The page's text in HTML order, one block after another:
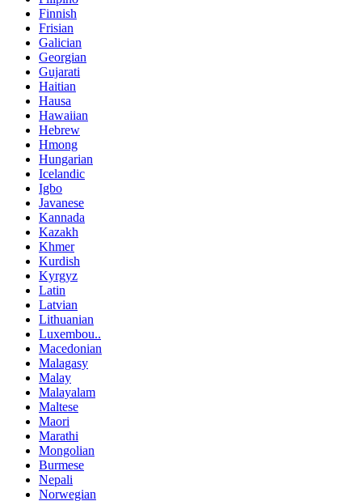
Finnish
Frisian
Galician
Georgian
Gujarati
Haitian
Hausa
Hawaiian
Hebrew
Hmong
Hungarian
Icelandic
Igbo
Javanese
Kannada
Kazakh
Khmer
Kurdish
Kyrgyz
Latin
Latvian
Lithuanian
Luxembou..
Macedonian
Malagasy
Malay
Malayalam
Maltese
Maori
Marathi
Mongolian
Burmese
Nepali
Norwegian